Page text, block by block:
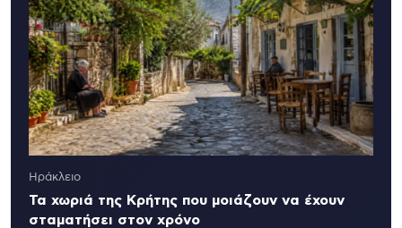
Ηράκλειο
Τα χωριά της Κρήτης που μοιάζουν να έχουν
σταματήσει στον χρόνο